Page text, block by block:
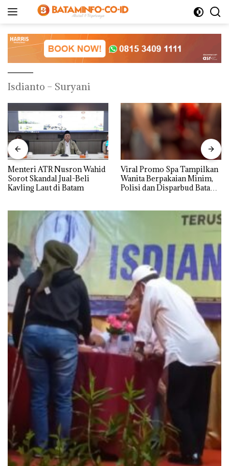
Isdianto – Suryani
Menteri ATR Nusron Wahid
Sorot Skandal Jual-Beli
Kavling Laut di Batam
Viral Promo Spa Tampilkan
Wanita Berpakaian Minim,
Polisi dan Disparbud Batam